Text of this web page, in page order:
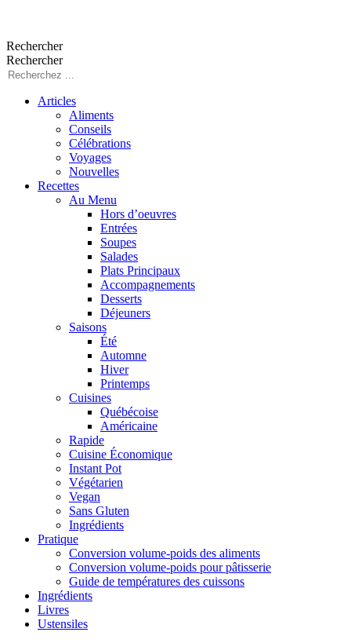
contenu
Rechercher
Rechercher
Articles
Aliments
Conseils
Célébrations
Voyages
Nouvelles
Recettes
Au Menu
Hors d’oeuvres
Entrées
Soupes
Salades
Plats Principaux
Accompagnements
Desserts
Déjeuners
Saisons
Été
Automne
Hiver
Printemps
Cuisines
Québécoise
Américaine
Rapide
Cuisine Économique
Instant Pot
Végétarien
Vegan
Sans Gluten
Ingrédients
Pratique
Conversion volume-poids des aliments
Conversion volume-poids pour pâtisserie
Guide de températures des cuissons
Ingrédients
Livres
Ustensiles